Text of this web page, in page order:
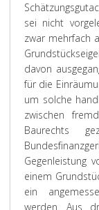
sei nicht
zwar mehrfach
davon
für die
um solche
zwischen
Baurechts
Gegenleistung
einem
ein
werden. Aus